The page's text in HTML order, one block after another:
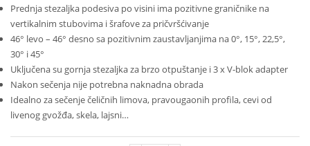
Prednja stezaljka podesiva po visini ima pozitivne graničnike na
vertikalnim stubovima i šrafove za pričvršćivanje
46° levo – 46° desno sa pozitivnim zaustavljanjima na 0°, 15°, 22,5°,
30° i 45°
Uključena su gornja stezaljka za brzo otpuštanje i 3 x V-blok adapter
Nakon sečenja nije potrebna naknadna obrada
Idealno za sečenje čeličnih limova, pravougaonih profila, cevi od
livenog gvožđa, skela, lajsni…